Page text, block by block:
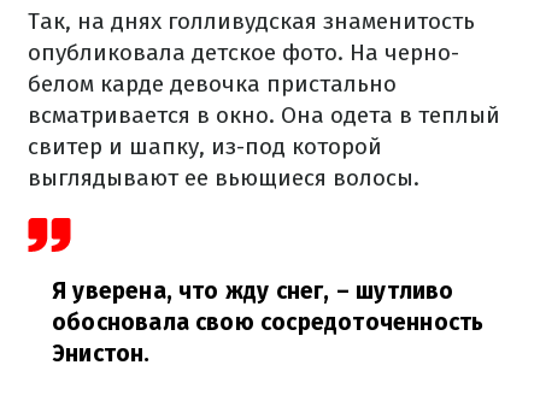
Так, на днях голливудская знаменитость
опубликовала детское фото. На черно-
белом карде девочка пристально
всматривается в окно. Она одета в теплый
свитер и шапку, из-под которой
выглядывают ее вьющиеся волосы.
Я уверена, что жду снег, – шутливо
обосновала свою сосредоточенность
Энистон.